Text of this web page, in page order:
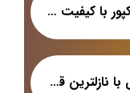
مرکز توزیع غذای ماهی کپور با کیفیت عالی در بازار تبریز
فروش غذای سگ شکاری با نازلترین قیمت